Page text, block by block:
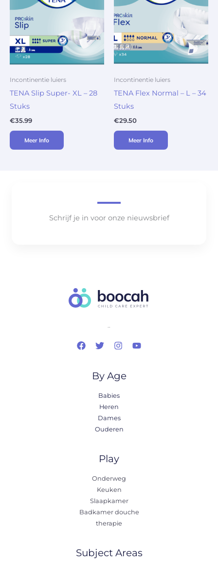
Incontinentie luiers
TENA Slip Super- XL – 28
Stuks
€35.99
Meer Info
Incontinentie luiers
TENA Flex Normal – L – 34
Stuks
€29.50
Meer Info
Schrijf je in voor onze nieuwsbrief
..
By Age
Babies
Heren
Dames
Ouderen
Play
Onderweg
Keuken
Slaapkamer
Badkamer douche
therapie
Subject Areas